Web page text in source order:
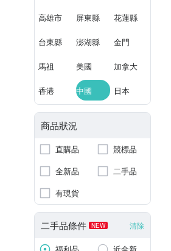
高雄市 屏東縣 花蓮縣
台東縣 澎湖縣 金門
馬祖 美國 加拿大
香港 中國 日本
商品狀況
直購品
競標品
全新品
二手品
有現貨
二手品條件 NEW 清除